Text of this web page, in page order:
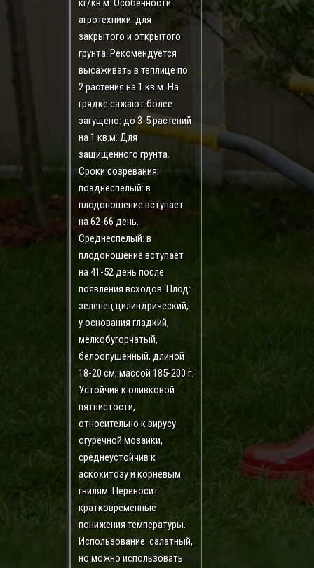
кг/кв.м. Особенности
агротехники: для
закрытого и открытого
грунта. Рекомендуется
высаживать в теплице по
2 растения на 1 кв.м. На
грядке сажают более
загущено: до 3-5 растений
на 1 кв.м. Для
защищенного грунта.
Сроки созревания:
позднеспелый: в
плодоношение вступает
на 62-66 день.
Среднеспелый: в
плодоношение вступает
на 41-52 день после
появления всходов. Плод:
зеленец цилиндрический,
у основания гладкий,
мелкобугорчатый,
белоопушенный, длиной
18-20 см, массой 185-200 г.
Устойчив к оливковой
пятнистости,
относительно к вирусу
огуречной мозаики,
среднеустойчив к
аскохитозу и корневым
гнилям. Переносит
кратковременные
понижения температуры.
Использование: салатный,
но можно использовать